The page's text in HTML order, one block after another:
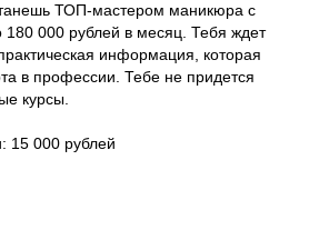
ТОП-мастером маникюра с
180 000 рублей в месяц. Тебя ждет
информация, которая
в профессии. Тебе не придется
курсы.
15 000 рублей